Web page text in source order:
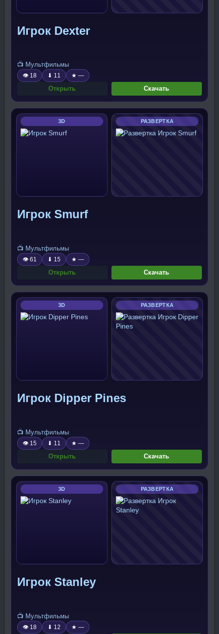
Игрок Dexter
📺 Мультфильмы
👁 18 ⬇ 11 ★ —
Открыть Скачать
3D РАЗВЕРТКА
Игрок Smurf
📺 Мультфильмы
👁 61 ⬇ 15 ★ —
Открыть Скачать
3D РАЗВЕРТКА
Игрок Dipper Pines
📺 Мультфильмы
👁 15 ⬇ 11 ★ —
Открыть Скачать
3D РАЗВЕРТКА
Игрок Stanley
📺 Мультфильмы
👁 18 ⬇ 12 ★ —